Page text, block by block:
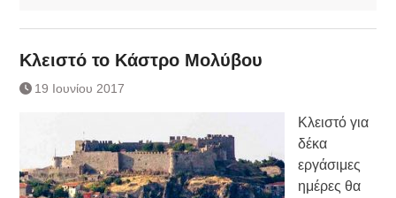
Κλειστό το Κάστρο Μολύβου
19 Ιουνίου 2017
Κλειστό για
δέκα
εργάσιμες
ημέρες θα